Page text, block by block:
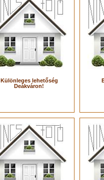
Különleges lehetőség
Deákváron!